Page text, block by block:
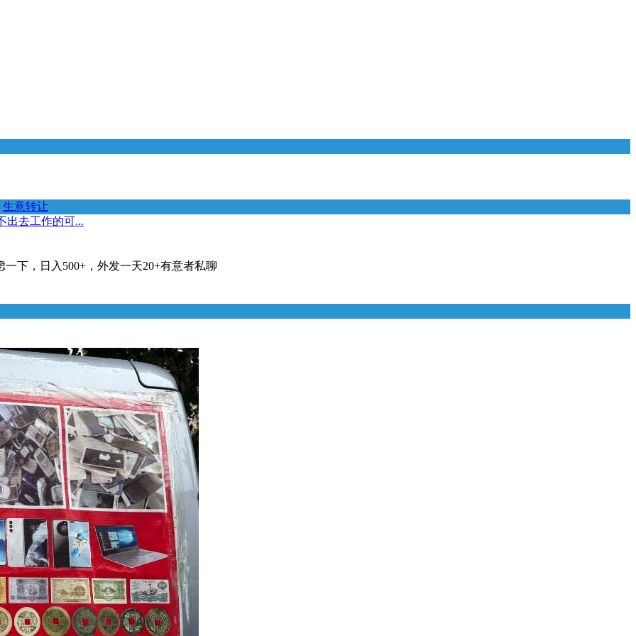
生意转让
出去工作的可...
下，日入500+，外发一天20+有意者私聊